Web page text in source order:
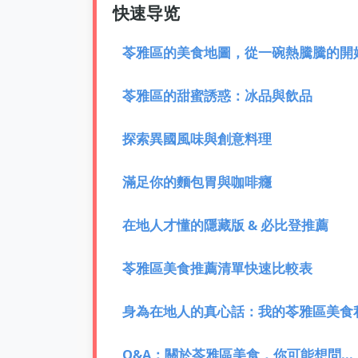
快速导览
苓雅區的美食地圖，從一碗熱騰騰的開
苓雅區的甜蜜誘惑：冰品與飲品
探索異國風味與創意料理
滿足你的麵包胃與咖啡癮
在地人才懂的隱藏版 & 必比登推薦
苓雅區美食推薦清單快速比較表
身為在地人的真心話：我的苓雅區美食